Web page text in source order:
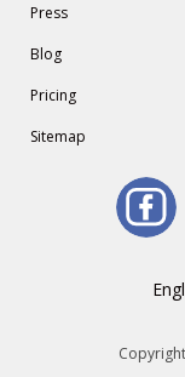
Press
Blog
Pricing
Sitemap